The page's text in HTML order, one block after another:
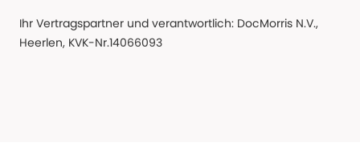
Ihr Vertragspartner und verantwortlich: DocMorris N.V.,
Heerlen, KVK-Nr.14066093